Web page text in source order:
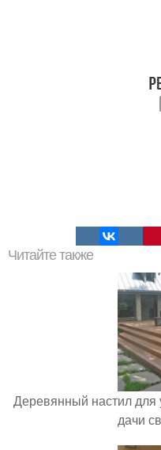
Читайте также
Деревянный настил для
дачи